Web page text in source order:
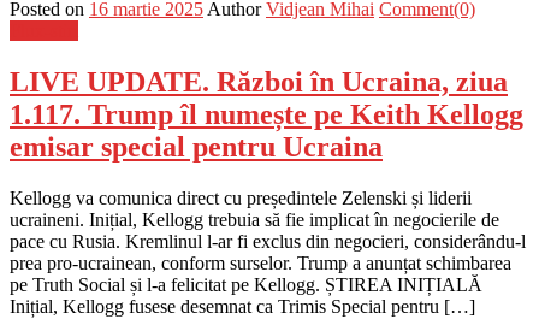
Posted on 16 martie 2025 Author Vidjean Mihai Comment(0)
LIVE UPDATE. Război în Ucraina, ziua
1.117. Trump îl numește pe Keith Kellogg
emisar special pentru Ucraina
Kellogg va comunica direct cu președintele Zelenski și liderii
ucraineni. Inițial, Kellogg trebuia să fie implicat în negocierile de
pace cu Rusia. Kremlinul l-ar fi exclus din negocieri, considerându-l
prea pro-ucrainean, conform surselor. Trump a anunțat schimbarea
pe Truth Social și l-a felicitat pe Kellogg. ȘTIREA INIȚIALĂ
Inițial, Kellogg fusese desemnat ca Trimis Special pentru […]